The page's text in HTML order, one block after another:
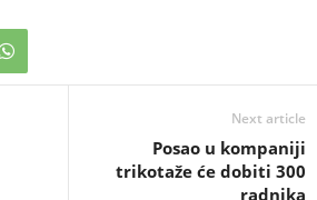
Next article
Posao u kompaniji
trikotaže će dobiti 300
radnika